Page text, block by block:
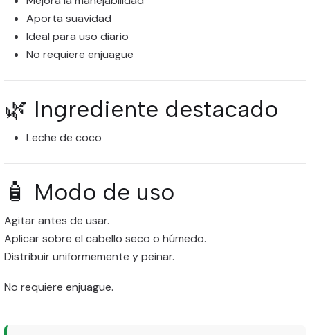
Aporta suavidad
Ideal para uso diario
No requiere enjuague
🌿 Ingrediente destacado
Leche de coco
🧴 Modo de uso
Agitar antes de usar.
Aplicar sobre el cabello seco o húmedo.
Distribuir uniformemente y peinar.
No requiere enjuague.